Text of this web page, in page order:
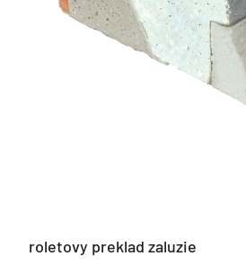
roletovy preklad zaluzie